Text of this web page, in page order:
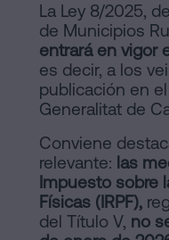
La Ley 8/2025,
de Municipios
entrará en vigor
es decir, a los
publicación en
Generalitat de
Conviene
relevante: las
Impuesto sobre
Físicas (IRPF),
del Título V, no